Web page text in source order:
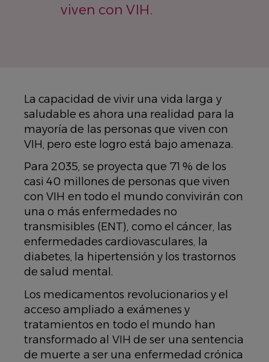
viven con VIH.
La capacidad de vivir una vida larga y
saludable es ahora una realidad para la
mayoría de las personas que viven con
VIH, pero este logro está bajo amenaza.
Para 2035, se proyecta que 71 % de los
casi 40 millones de personas que viven
con VIH en todo el mundo convivirán con
una o más enfermedades no
transmisibles (ENT), como el cáncer, las
enfermedades cardiovasculares, la
diabetes, la hipertensión y los trastornos
de salud mental.
Los medicamentos revolucionarios y el
acceso ampliado a exámenes y
tratamientos en todo el mundo han
transformado al VIH de ser una sentencia
de muerte a ser una enfermedad crónica